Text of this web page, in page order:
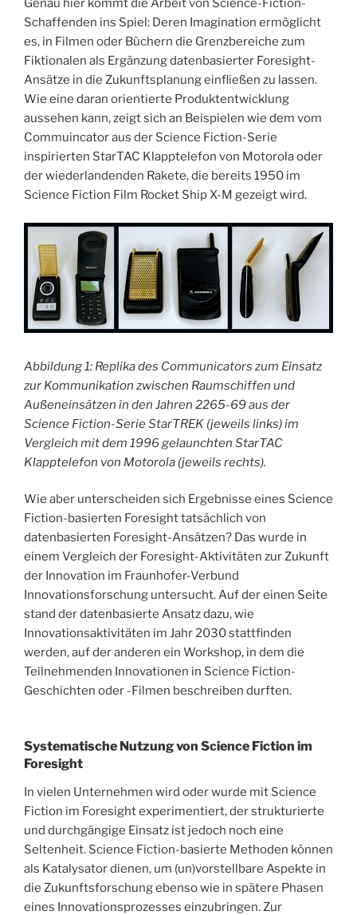
Genau hier kommt die Arbeit von Science-Fiction-
Schaffenden ins Spiel: Deren Imagination ermöglicht
es, in Filmen oder Büchern die Grenzbereiche zum
Fiktionalen als Ergänzung datenbasierter Foresight-
Ansätze in die Zukunftsplanung einfließen zu lassen.
Wie eine daran orientierte Produktentwicklung
aussehen kann, zeigt sich an Beispielen wie dem vom
Commuincator aus der Science Fiction-Serie
inspirierten StarTAC Klapptelefon von Motorola oder
der wiederlandenden Rakete, die bereits 1950 im
Science Fiction Film Rocket Ship X-M gezeigt wird.
Abbildung 1: Replika des Communicators zum Einsatz
zur Kommunikation zwischen Raumschiffen und
Außeneinsätzen in den Jahren 2265-69 aus der
Science Fiction-Serie StarTREK (jeweils links) im
Vergleich mit dem 1996 gelaunchten StarTAC
Klapptelefon von Motorola (jeweils rechts).
Wie aber unterscheiden sich Ergebnisse eines Science
Fiction-basierten Foresight tatsächlich von
datenbasierten Foresight-Ansätzen? Das wurde in
einem Vergleich der Foresight-Aktivitäten zur Zukunft
der Innovation im Fraunhofer-Verbund
Innovationsforschung untersucht. Auf der einen Seite
stand der datenbasierte Ansatz dazu, wie
Innovationsaktivitäten im Jahr 2030 stattfinden
werden, auf der anderen ein Workshop, in dem die
Teilnehmenden Innovationen in Science Fiction-
Geschichten oder -Filmen beschreiben durften.
Systematische Nutzung von Science Fiction im
Foresight
In vielen Unternehmen wird oder wurde mit Science
Fiction im Foresight experimentiert, der strukturierte
und durchgängige Einsatz ist jedoch noch eine
Seltenheit. Science Fiction-basierte Methoden können
als Katalysator dienen, um (un)vorstellbare Aspekte in
die Zukunftsforschung ebenso wie in spätere Phasen
eines Innovationsprozesses einzubringen. Zur